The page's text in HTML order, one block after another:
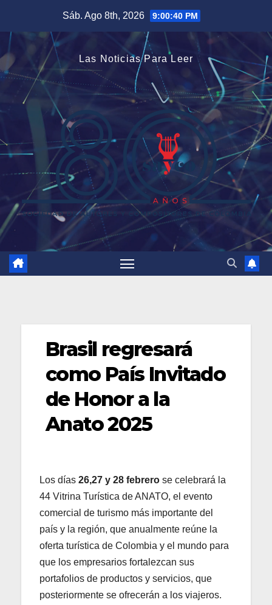
contenido
Sáb. Ago 8th, 2026 9:00:41 PM
Las Noticias Para Leer
Brasil regresará
como País Invitado
de Honor a la
Anato 2025
Los días 26,27 y 28 febrero se celebrará la
44 Vitrina Turística de ANATO, el evento
comercial de turismo más importante del
país y la región, que anualmente reúne la
oferta turística de Colombia y el mundo para
que los empresarios fortalezcan sus
portafolios de productos y servicios, que
posteriormente se ofrecerán a los viajeros.